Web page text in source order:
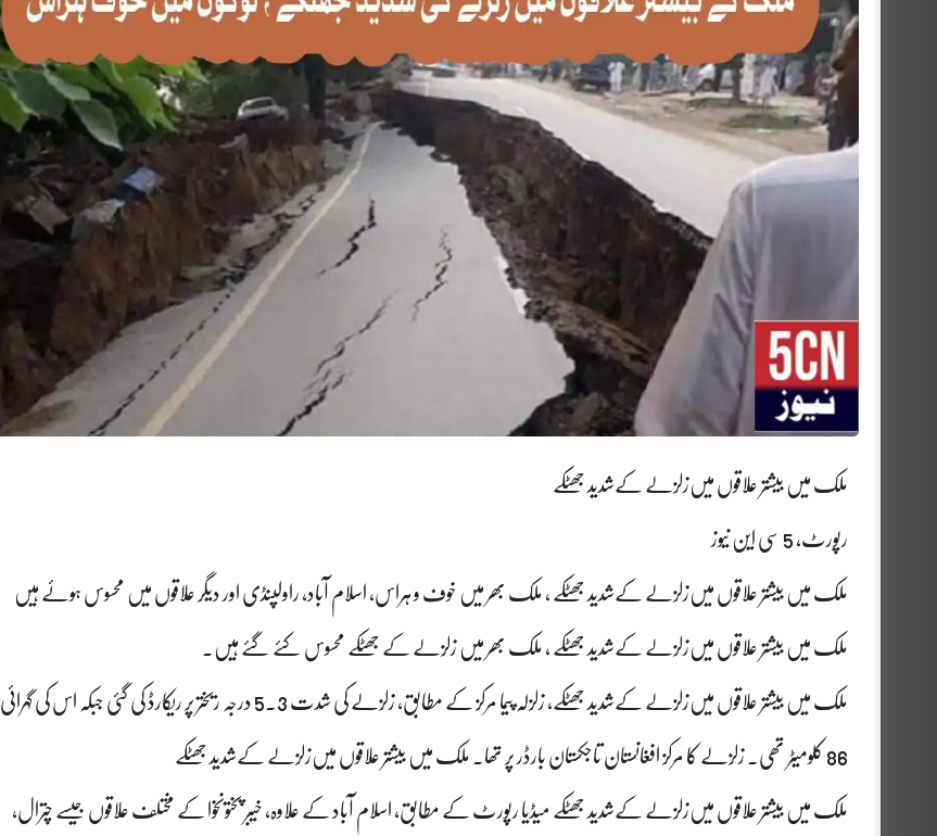
ملک میں بیشتر علاقوں میں‌زلزلے کےشدید جھٹکے
رپورٹ، 5 سی این نیوز
ملک میں بیشتر علاقوں میں‌زلزلے کےشدید جھٹکے ، ملک بھر میں خوف و ہراس، اسلام آباد، راولپنڈی اور دیگر علاقوں میں محسوس ہوئے ہیں
ملک میں بیشتر علاقوں میں‌زلزلے کےشدید جھٹکے ، ملک بھر میں زلزلے کے جھٹکے محسوس کئے گئے ہیں.
ملک میں بیشتر علاقوں میں‌زلزلے کےشدید جھٹکے، زلزلہ پیما مرکز کے مطابق، زلزلے کی شدت 5.3 درجہ ریختر پر ریکارڈ کی گئی جبکہ اس کی گہرائی
86 کلومیٹر تھی۔ زلزلے کا مرکز افغانستان تاجکستان بارڈر پر تھا۔ ملک میں بیشتر علاقوں میں‌زلزلے کےشدید جھٹکے
ملک میں بیشتر علاقوں میں‌زلزلے کےشدید جھٹکے میڈیا رپورٹ کے مطابق، اسلام آباد کے علاوہ، خیبر پختونخوا کے مختلف علاقوں جیسے چترال،